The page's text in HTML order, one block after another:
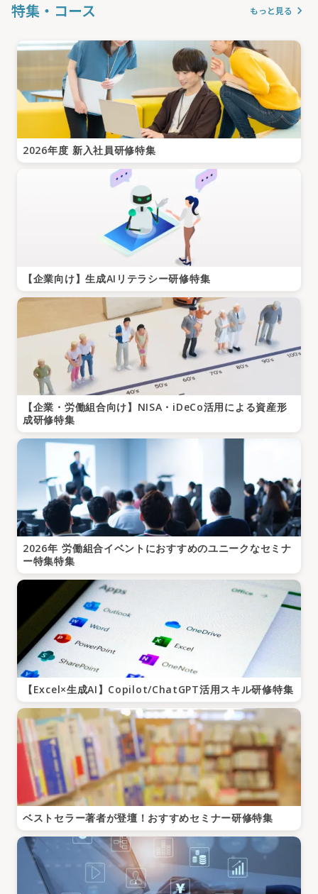
特集・コース もっと見る keyboard_arrow_right
2026年度 新入社員研修特集
【企業向け】生成AIリテラシー研修特集
【企業・労働組合向け】NISA・iDeCo活用による資産形
成研修特集
2026年 労働組合イベントにおすすめのユニークなセミナ
ー特集特集
【Excel×生成AI】Copilot/ChatGPT活用スキル研修特集
ベストセラー著者が登壇！おすすめセミナー研修特集